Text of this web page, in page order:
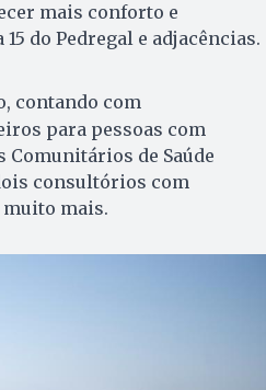
mais conforto e
do Pedregal e adjacências.
contando com
para pessoas com
Comunitários de Saúde
consultórios com
mais.